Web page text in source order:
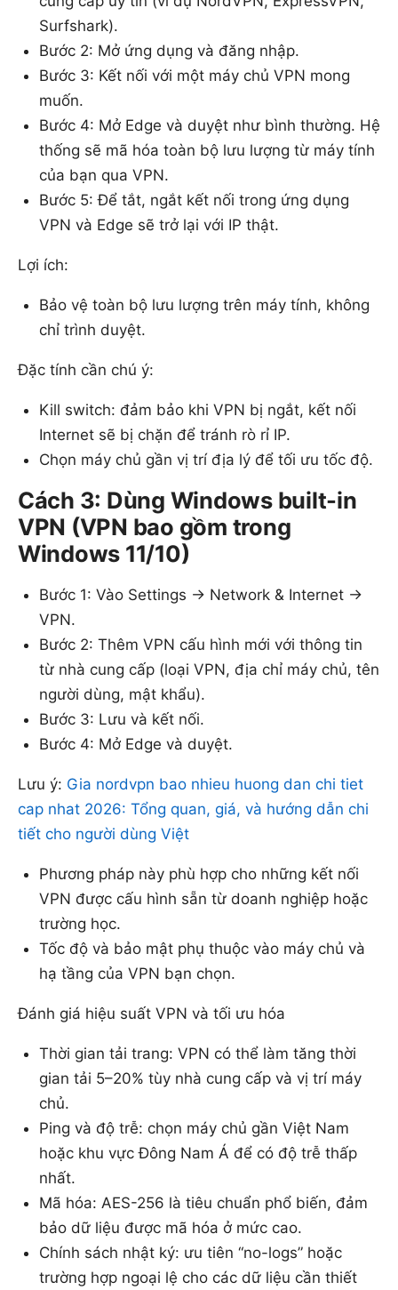
Surfshark).
Bước 2: Mở ứng dụng và đăng nhập.
Bước 3: Kết nối với một máy chủ VPN mong
muốn.
Bước 4: Mở Edge và duyệt như bình thường. Hệ
thống sẽ mã hóa toàn bộ lưu lượng từ máy tính
của bạn qua VPN.
Bước 5: Để tắt, ngắt kết nối trong ứng dụng
VPN và Edge sẽ trở lại với IP thật.
Lợi ích:
Bảo vệ toàn bộ lưu lượng trên máy tính, không
chỉ trình duyệt.
Đặc tính cần chú ý:
Kill switch: đảm bảo khi VPN bị ngắt, kết nối
Internet sẽ bị chặn để tránh rò rỉ IP.
Chọn máy chủ gần vị trí địa lý để tối ưu tốc độ.
Cách 3: Dùng Windows built-in
VPN (VPN bao gồm trong
Windows 11/10)
Bước 1: Vào Settings -> Network & Internet ->
VPN.
Bước 2: Thêm VPN cấu hình mới với thông tin
từ nhà cung cấp (loại VPN, địa chỉ máy chủ, tên
người dùng, mật khẩu).
Bước 3: Lưu và kết nối.
Bước 4: Mở Edge và duyệt.
Lưu ý: Gia nordvpn bao nhieu huong dan chi tiet
cap nhat 2026: Tổng quan, giá, và hướng dẫn chi
tiết cho người dùng Việt
Phương pháp này phù hợp cho những kết nối
VPN được cấu hình sẵn từ doanh nghiệp hoặc
trường học.
Tốc độ và bảo mật phụ thuộc vào máy chủ và
hạ tầng của VPN bạn chọn.
Đánh giá hiệu suất VPN và tối ưu hóa
Thời gian tải trang: VPN có thể làm tăng thời
gian tải 5–20% tùy nhà cung cấp và vị trí máy
chủ.
Ping và độ trễ: chọn máy chủ gần Việt Nam
hoặc khu vực Đông Nam Á để có độ trễ thấp
nhất.
Mã hóa: AES-256 là tiêu chuẩn phổ biến, đảm
bảo dữ liệu được mã hóa ở mức cao.
Chính sách nhật ký: ưu tiên “no-logs” hoặc
trường hợp ngoại lệ cho các dữ liệu cần thiết